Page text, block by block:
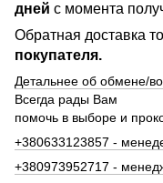
дней с момента
Обратная доставка
покупателя.
Детальнее об обмене/
Всегда рады Вам
помочь в выборе и
+380633123857 -
+380973952717 -